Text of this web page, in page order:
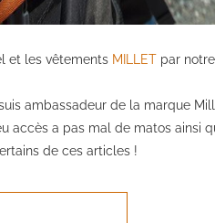
et les vêtements MILLET par
ambassadeur de la marque
accès a pas mal de matos ainsi
de ces articles !